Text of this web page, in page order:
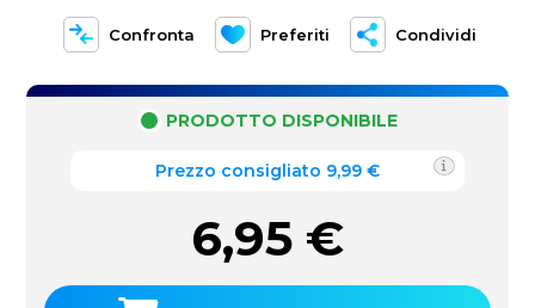
Confronta Preferiti Condividi
PRODOTTO DISPONIBILE
Prezzo consigliato 9,99 €
6,95 €